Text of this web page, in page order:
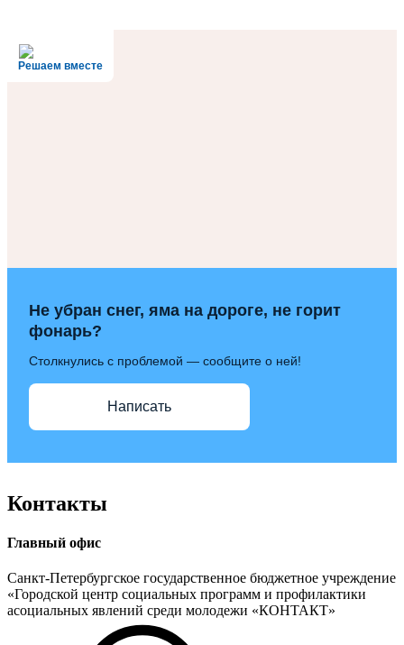
Решаем вместе
Не убран снег, яма на дороге, не горит
фонарь?
Столкнулись с проблемой — сообщите о ней!
Написать
Контакты
Главный офис
Санкт-Петербургское государственное бюджетное учреждение
«Городской центр социальных программ и профилактики
асоциальных явлений среди молодежи «КОНТАКТ»